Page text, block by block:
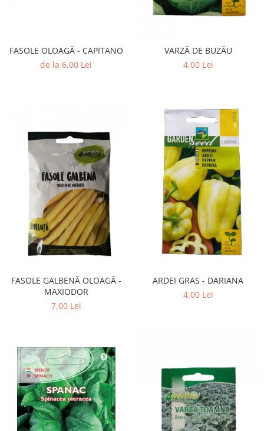
FASOLE OLOAGĂ - CAPITANO
de la 6,00 Lei
VARZĂ DE BUZĂU
4,00 Lei
FASOLE GALBENĂ OLOAGĂ -
MAXIODOR
7,00 Lei
ARDEI GRAS - DARIANA
4,00 Lei